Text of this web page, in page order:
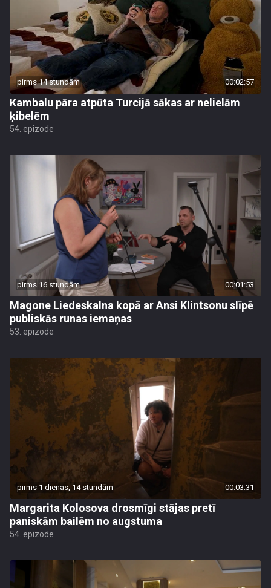
pirms 14 stundām 00:02:57
Kambalu pāra atpūta Turcijā sākas ar nelielām
ķibelēm
54. epizode
pirms 16 stundām 00:01:53
Magone Liedeskalna kopā ar Ansi Klintsonu slīpē
publiskās runas iemaņas
53. epizode
pirms 1 dienas, 14 stundām 00:03:31
Margarita Kolosova drosmīgi stājas pretī
paniskām bailēm no augstuma
54. epizode